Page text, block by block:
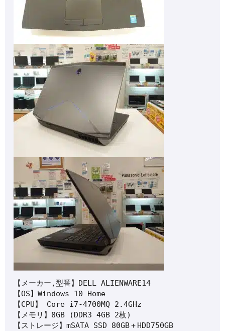
【メーカー,型番】DELL ALIENWARE14
【OS】Windows 10 Home
【CPU】 Core i7-4700MQ 2.4GHz
【メモリ】8GB (DDR3 4GB 2枚)
【ストレージ】mSATA SSD 80GB＋HDD750GB